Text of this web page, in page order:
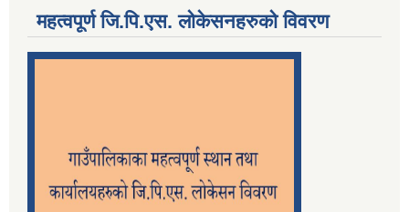
महत्वपूर्ण जि.पि.एस. लोकेसनहरुको विवरण